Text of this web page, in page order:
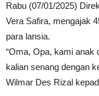
Rabu (07/01/2025)
Vera Safira, mengajak
para lansia.
“Oma, Opa, kami anak
kalian senang dengan
Wilmar Des Rizal